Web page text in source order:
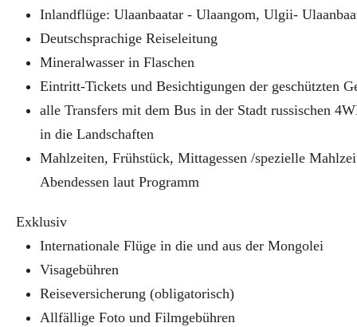
Inlandflüge: Ulaanbaatar - Ulaangom, Ulgii-
Deutschsprachige Reiseleitung
Mineralwasser in Flaschen
Eintritt-Tickets und Besichtigungen der geschützten
alle Transfers mit dem Bus in der Stadt russischen
in die Landschaften
Mahlzeiten, Frühstück, Mittagessen /spezielle
Abendessen laut Programm
Exklusiv
Internationale Flüge in die und aus der Mongolei
Visagebühren
Reiseversicherung (obligatorisch)
Allfällige Foto und Filmgebühren